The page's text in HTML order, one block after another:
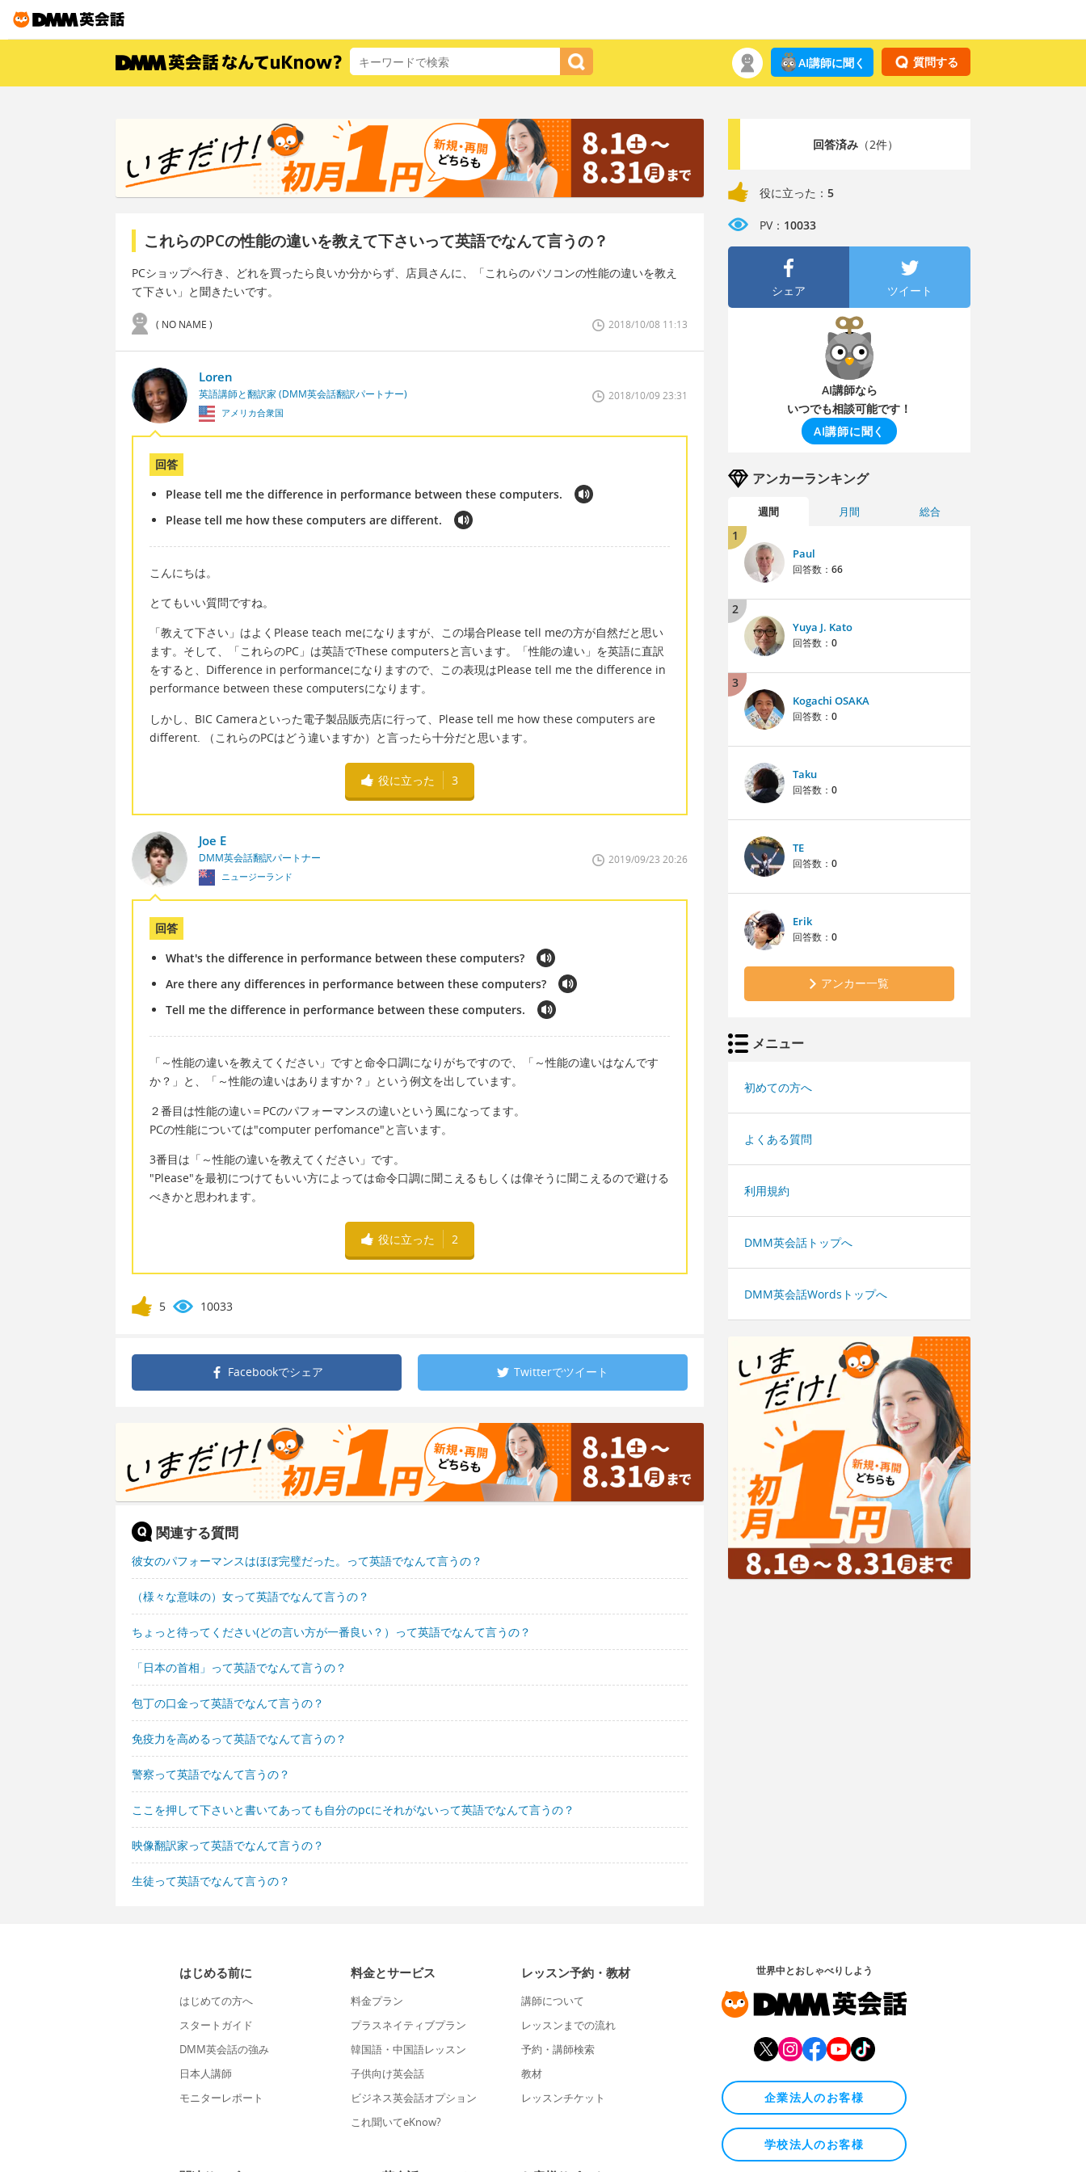
質問する
AI講師に聞く
これらのPCの性能の違いを教えて下さいって英語でなんて言うの？
PCショップへ行き、どれを買ったら良いか分からず、店員さんに、「これらのパソコンの性能の違いを教え
て下さい」と聞きたいです。
( NO NAME ) 2018/10/08 11:13
Loren
英語講師と翻訳家 (DMM英会話翻訳パートナー)
アメリカ合衆国
2018/10/09 23:31
回答
Please tell me the difference in performance between these computers.
Please tell me how these computers are different.
こんにちは。
とてもいい質問ですね。
「教えて下さい」はよくPlease teach meになりますが、この場合Please tell meの方が自然だと思い
ます。そして、「これらのPC」は英語でThese computersと言います。「性能の違い」を英語に直訳
をすると、Difference in performanceになりますので、この表現はPlease tell me the difference in
performance between these computersになります。
しかし、BIC Cameraといった電子製品販売店に行って、Please tell me how these computers are
different. （これらのPCはどう違いますか）と言ったら十分だと思います。
役に立った 3
Joe E
DMM英会話翻訳パートナー
ニュージーランド
2019/09/23 20:26
回答
What's the difference in performance between these computers?
Are there any differences in performance between these computers?
Tell me the difference in performance between these computers.
「～性能の違いを教えてください」ですと命令口調になりがちですので、「～性能の違いはなんです
か？」と、「～性能の違いはありますか？」という例文を出しています。
２番目は性能の違い＝PCのパフォーマンスの違いという風になってます。
PCの性能については"computer perfomance"と言います。
3番目は「～性能の違いを教えてください」です。
"Please"を最初につけてもいい方によっては命令口調に聞こえるもしくは偉そうに聞こえるので避ける
べきかと思われます。
役に立った 2
5 10033
Facebookでシェア Twitterでツイート
関連する質問
彼女のパフォーマンスはほぼ完璧だった。って英語でなんて言うの？
（様々な意味の）女って英語でなんて言うの？
ちょっと待ってください(どの言い方が一番良い？）って英語でなんて言うの？
「日本の首相」って英語でなんて言うの？
包丁の口金って英語でなんて言うの？
免疫力を高めるって英語でなんて言うの？
警察って英語でなんて言うの？
ここを押して下さいと書いてあっても自分のpcにそれがないって英語でなんて言うの？
映像翻訳家って英語でなんて言うの？
生徒って英語でなんて言うの？
回答済み（2件）
役に立った： 5
PV： 10033
シェア ツイート
AI講師なら
いつでも相談可能です！
AI講師に聞く
アンカーランキング
週間 月間 総合
1
Paul
回答数： 66
2
Yuya J. Kato
回答数： 0
3
Kogachi OSAKA
回答数： 0
Taku
回答数： 0
TE
回答数： 0
Erik
回答数： 0
アンカー一覧
メニュー
初めての方へ
よくある質問
利用規約
DMM英会話トップへ
DMM英会話Wordsトップへ
はじめる前に
はじめての方へ
スタートガイド
DMM英会話の強み
日本人講師
モニターレポート
料金とサービス
料金プラン
プラスネイティブプラン
韓国語・中国語レッスン
子供向け英会話
ビジネス英会話オプション
これ聞いてeKnow?
レッスン予約・教材
講師について
レッスンまでの流れ
予約・講師検索
教材
レッスンチケット
世界中とおしゃべりしよう
企業法人のお客様
学校法人のお客様